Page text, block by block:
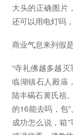
大头的正确图片
还可以用电灯吗
商业气息来列假
“寺礼佛越多越
临湖镇石人殿庙
陆丰碣石黄氏祖
的16能去吗，包
成功怎么说，箱